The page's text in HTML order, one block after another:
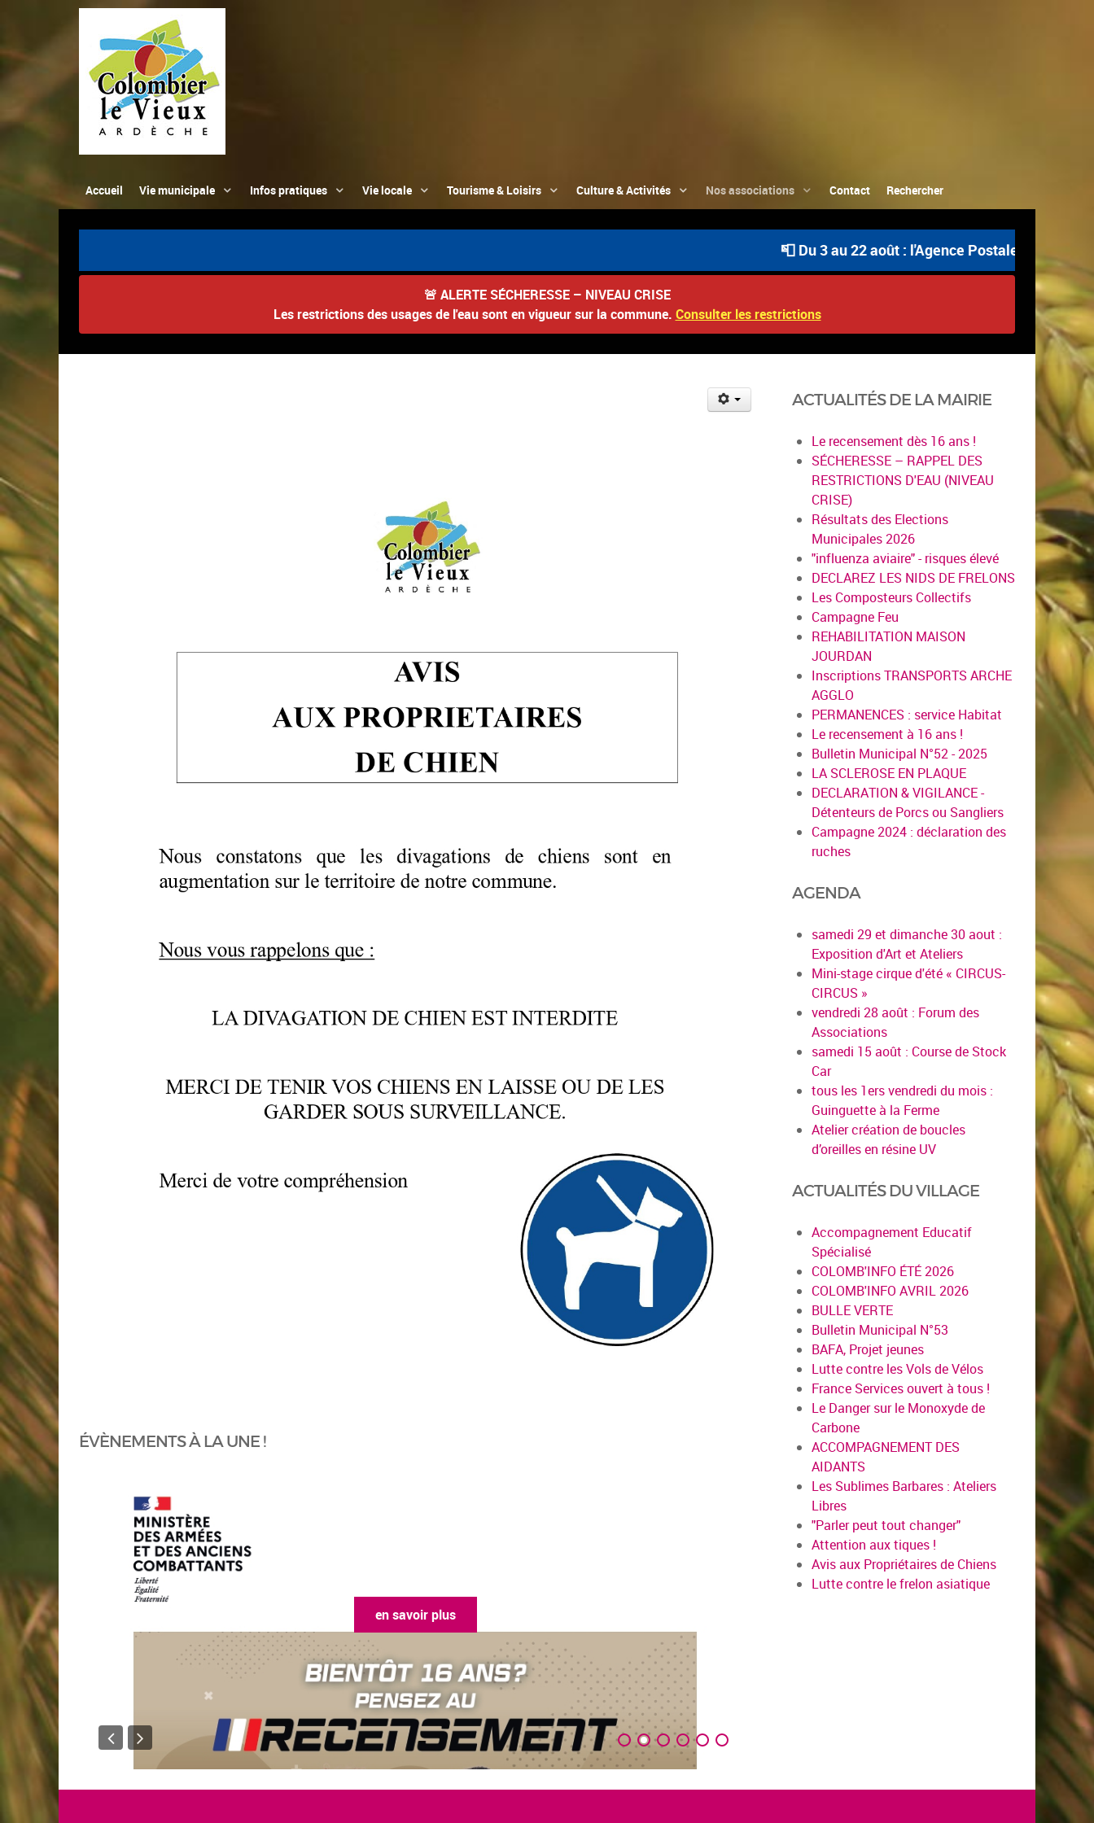
Accueil Vie municipale Infos pratiques Vie locale Tourisme & Loisirs Culture & Activités Nos associations Contact Rechercher
📮 Du 3 au 22 août : l'Agence Postale
🚨 ALERTE SÉCHERESSE – NIVEAU CRISE
Les restrictions des usages de l'eau sont en vigueur sur la commune. Consulter les restrictions
ÉVÈNEMENTS À LA UNE !
ACTUALITÉS DE LA MAIRIE
Le recensement dès 16 ans !
SÉCHERESSE – RAPPEL DES
RESTRICTIONS D'EAU (NIVEAU
CRISE)
Résultats des Elections
Municipales 2026
"influenza aviaire" - risques élevé
DECLAREZ LES NIDS DE FRELONS
Les Composteurs Collectifs
Campagne Feu
REHABILITATION MAISON
JOURDAN
Inscriptions TRANSPORTS ARCHE
AGGLO
PERMANENCES : service Habitat
Le recensement à 16 ans !
Bulletin Municipal N°52 - 2025
LA SCLEROSE EN PLAQUE
DECLARATION & VIGILANCE -
Détenteurs de Porcs ou Sangliers
Campagne 2024 : déclaration des
ruches
AGENDA
samedi 29 et dimanche 30 aout :
Exposition d'Art et Ateliers
Mini-stage cirque d'été « CIRCUS-
CIRCUS »
vendredi 28 août : Forum des
Associations
samedi 15 août : Course de Stock
Car
tous les 1ers vendredi du mois :
Guinguette à la Ferme
Atelier création de boucles
d’oreilles en résine UV
ACTUALITÉS DU VILLAGE
Accompagnement Educatif
Spécialisé
COLOMB'INFO ÉTÉ 2026
COLOMB'INFO AVRIL 2026
BULLE VERTE
Bulletin Municipal N°53
BAFA, Projet jeunes
Lutte contre les Vols de Vélos
France Services ouvert à tous !
Le Danger sur le Monoxyde de
Carbone
ACCOMPAGNEMENT DES
AIDANTS
Les Sublimes Barbares : Ateliers
Libres
"Parler peut tout changer"
Attention aux tiques !
Avis aux Propriétaires de Chiens
Lutte contre le frelon asiatique